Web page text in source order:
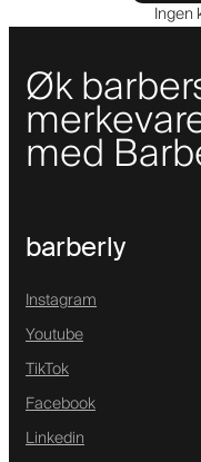
Ingen
Øk
med
barberly
Instagram
Youtube
TikTok
Facebook
Linkedin